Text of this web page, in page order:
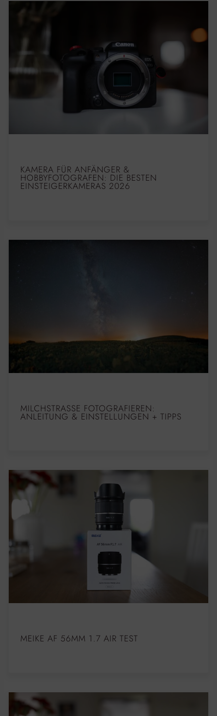
KAMERA FÜR ANFÄNGER &
HOBBYFOTOGRAFEN: DIE BESTEN
EINSTEIGERKAMERAS 2026
MILCHSTRASSE FOTOGRAFIEREN: A
NLEITUNG & EINSTELLUNGEN + TIPPS
MEIKE AF 56MM 1.7 AIR TEST